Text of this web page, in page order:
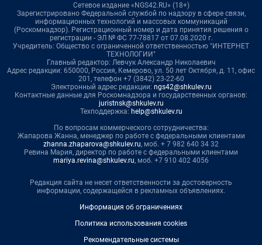
Сетевое издание «NGS42.RU» (18+)
Зарегистрировано Федеральной службой по надзору в сфере связи,
информационных технологий и массовых коммуникаций
(Роскомнадзор). Регистрационный номер и дата принятия решения о
регистрации - ЭЛ № ФС 77-78817 от 07.08.2020 г.
Учредитель: Общество с ограниченной ответственностью "ИНТЕРНЕТ
ТЕХНОЛОГИИ"
Главный редактор: Левчук Александр Николаевич
Адрес редакции: 650000, Россия, Кемерово, ул. 50 лет Октября, д. 11, офис
201, телефон +7 (3842) 23-22-60
Электронный адрес редакции: ngs42@shkulev.ru
Контактные данные для Роскомнадзора и государственных органов:
juristnsk@shkulev.ru
Техподдержка: help@shkulev.ru
По вопросам коммерческого сотрудничества:
Жапарова Жанна, менеджер по работе с федеральными клиентами
zhanna.zhaparova@shkulev.ru, моб. + 7 982 640 34 32
Ревина Мария, директор по работе с федеральными клиентами
mariya.revina@shkulev.ru, моб. +7 910 402 4056
Редакция сайта не несет ответственности за достоверность
информации, содержащейся в рекламных объявлениях.
Информация об ограничениях
Политика использования cookies
Рекомендательные системы